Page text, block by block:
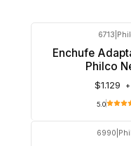
Agotado
6713
Enchufe
Philco
$1.129
5.0
6990